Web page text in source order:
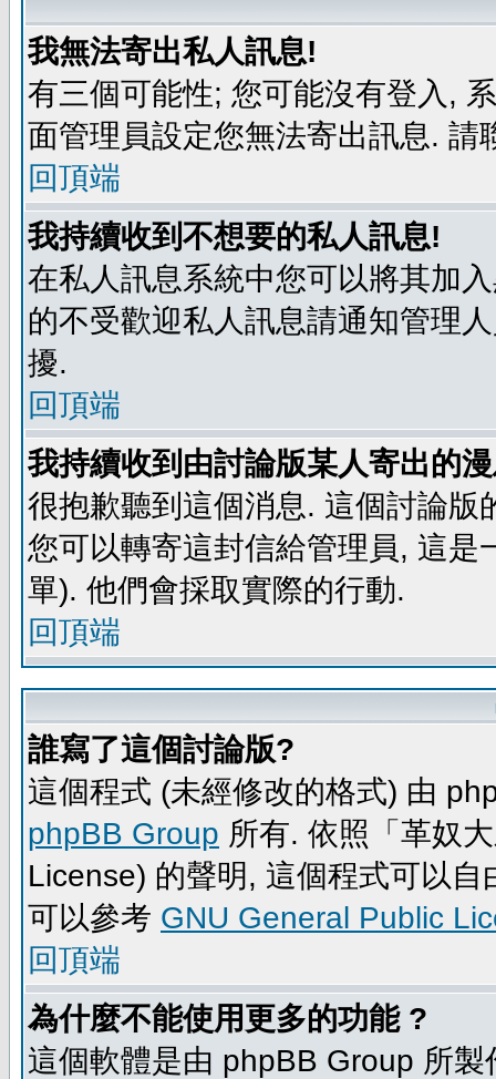
我無法寄出私人訊息!
有三個可能性; 您可能沒有登入,
面管理員設定您無法寄出訊息. 請
回頂端
我持續收到不想要的私人訊息!
在私人訊息系統中您可以將其加
的不受歡迎私人訊息請通知管理
擾.
回頂端
我持續收到由討論版某人寄出的
很抱歉聽到這個消息. 這個討論
您可以轉寄這封信給管理員, 這
單). 他們會採取實際的行動.
回頂端
誰寫了這個討論版?
這個程式 (未經修改的格式) 由
phpBB Group 所有. 依照「革奴
License) 的聲明, 這個程式可以
可以參考 GNU General Public
回頂端
為什麼不能使用更多的功能 ?
這個軟體是由 phpBB Group 所